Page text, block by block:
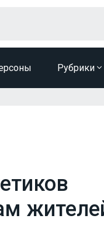
Рубрики